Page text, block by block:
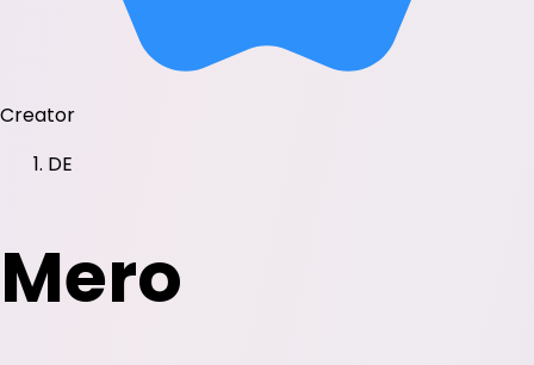
Creator
DE
Mero